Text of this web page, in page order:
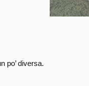
po’ diversa.